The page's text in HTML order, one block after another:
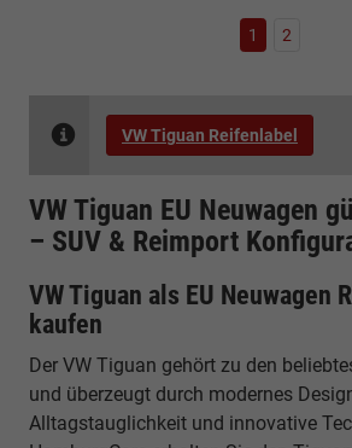
1 2
VW Tiguan Reifenlabel
VW Tiguan EU Neuwagen
– SUV & Reimport
VW Tiguan als EU Neuwagen
kaufen
Der VW Tiguan gehört zu den
und überzeugt durch modernes
Alltagstauglichkeit und innovative